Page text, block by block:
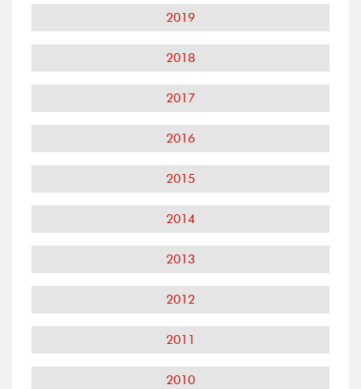
2019
2018
2017
2016
2015
2014
2013
2012
2011
2010